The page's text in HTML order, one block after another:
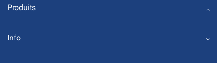
Produits
Info